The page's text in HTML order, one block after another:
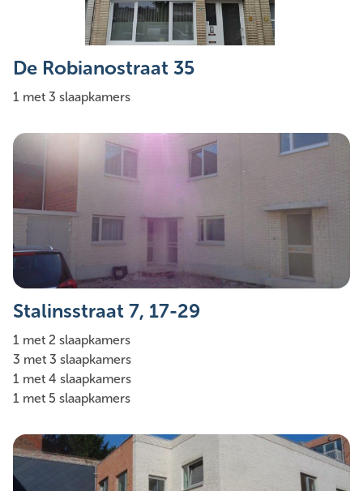
De Robianostraat 35
1 met 3 slaapkamers
Stalinsstraat 7, 17-29
1 met 2 slaapkamers
3 met 3 slaapkamers
1 met 4 slaapkamers
1 met 5 slaapkamers